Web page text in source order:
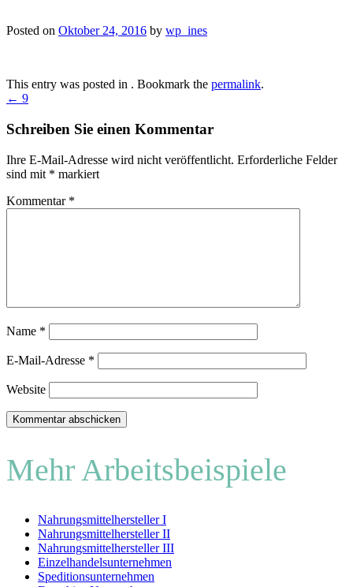
Posted on Oktober 24, 2016 by wp_ines
This entry was posted in . Bookmark the permalink.
Post
navigation
← 9
Schreiben Sie einen Kommentar
Ihre E-Mail-Adresse wird nicht veröffentlicht. Erforderliche Felder
sind mit * markiert
Kommentar *
Name *
E-Mail-Adresse *
Website
Mehr Arbeitsbeispiele
Nahrungsmittelhersteller I
Nahrungsmittelhersteller II
Nahrungsmittelhersteller III
Einzelhandelsunternehmen
Speditionsunternehmen